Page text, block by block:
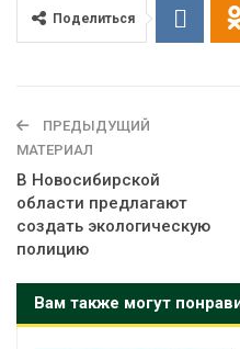
Поделиться
ПРЕДЫДУЩИЙ
МАТЕРИАЛ
В Новосибирской
области предлагают
создать экологическую
полицию
Вам также могут